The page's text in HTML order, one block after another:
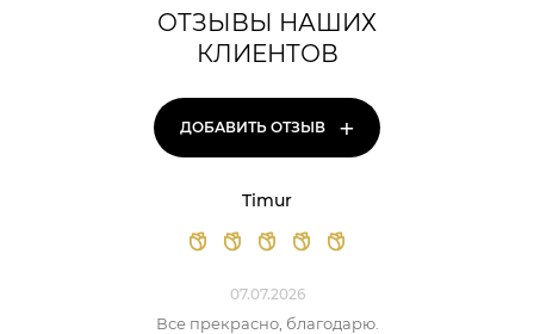
ОТЗЫВЫ НАШИХ
КЛИЕНТОВ
ДОБАВИТЬ ОТЗЫВ +
Timur
07.07.2026
Все прекрасно, благодарю.